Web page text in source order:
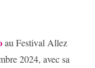
au Festival Allez
2024, avec sa